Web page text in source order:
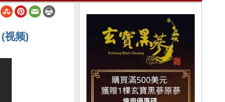
视频)